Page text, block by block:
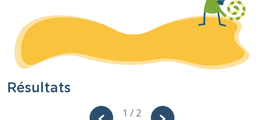
Résultats
1 / 2